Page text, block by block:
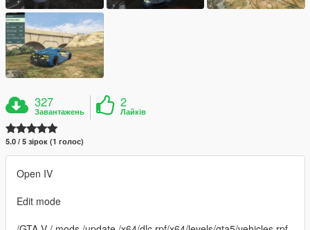
327
Завантажень
2
Лайків
5.0 / 5 зірок (1 голос)
Open IV
Edit mode